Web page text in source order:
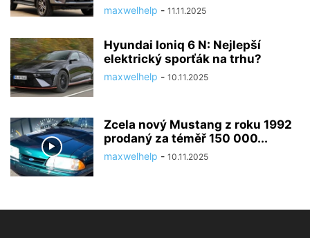
maxwelhelp - 11.11.2025
Hyundai Ioniq 6 N: Nejlepší
elektrický sporťák na trhu?
maxwelhelp - 10.11.2025
Zcela nový Mustang z roku 1992
prodaný za téměř 150 000...
maxwelhelp - 10.11.2025